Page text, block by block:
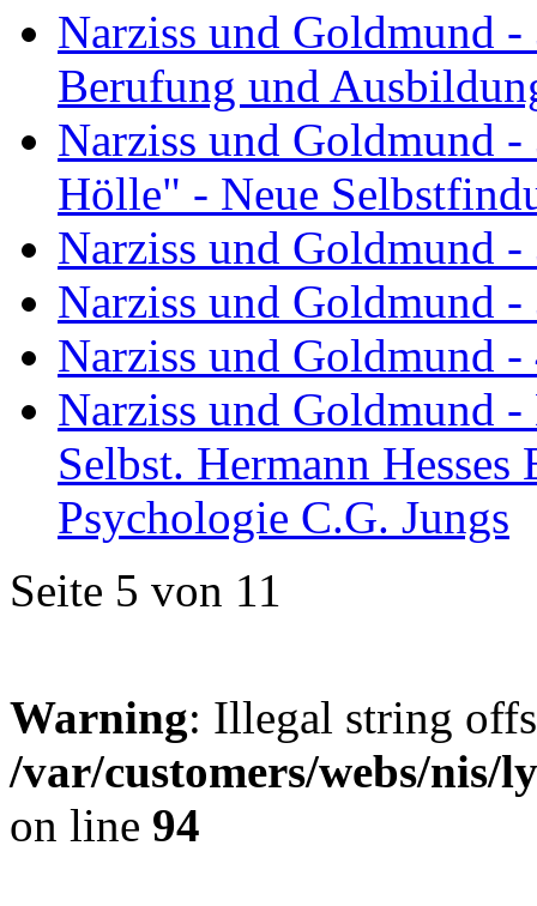
Narziss und Goldmund
Berufung und
Narziss und Goldmund
Hölle" - Neue
Narziss und Goldmund
Narziss und Goldmund -
Narziss und Goldmund
Narziss und Goldmund
Selbst. Hermann
Psychologie C.G. Jungs
Seite 5 von 11
Warning: Illegal string
/var/customers/webs/
on line 94